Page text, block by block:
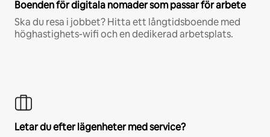
Boenden för digitala nomader som passar för arbete
Ska du resa i jobbet? Hitta ett långtidsboende med
höghastighets-wifi och en dedikerad arbetsplats.
Letar du efter lägenheter med service?